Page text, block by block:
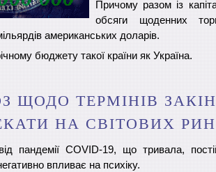
Причому разом із
обсяги щоденних
американських доларів.
бюджету такої країни як Україна.
ЩОДО ТЕРМІНІВ
НА СВІТОВИХ
пандемії COVID-19, що тривала,
впливає на психіку.